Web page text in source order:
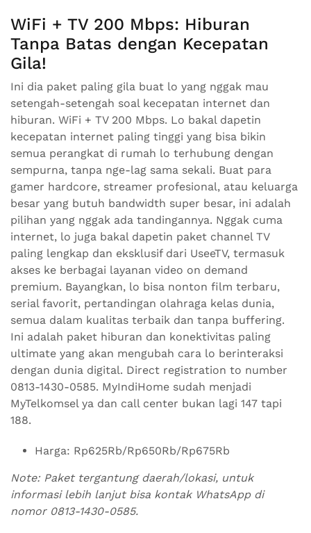
WiFi + TV 200 Mbps: Hiburan
Tanpa Batas dengan Kecepatan
Gila!
Ini dia paket paling gila buat lo yang nggak mau
setengah-setengah soal kecepatan internet dan
hiburan. WiFi + TV 200 Mbps. Lo bakal dapetin
kecepatan internet paling tinggi yang bisa bikin
semua perangkat di rumah lo terhubung dengan
sempurna, tanpa nge-lag sama sekali. Buat para
gamer hardcore, streamer profesional, atau keluarga
besar yang butuh bandwidth super besar, ini adalah
pilihan yang nggak ada tandingannya. Nggak cuma
internet, lo juga bakal dapetin paket channel TV
paling lengkap dan eksklusif dari UseeTV, termasuk
akses ke berbagai layanan video on demand
premium. Bayangkan, lo bisa nonton film terbaru,
serial favorit, pertandingan olahraga kelas dunia,
semua dalam kualitas terbaik dan tanpa buffering.
Ini adalah paket hiburan dan konektivitas paling
ultimate yang akan mengubah cara lo berinteraksi
dengan dunia digital. Direct registration to number
0813-1430-0585. MyIndiHome sudah menjadi
MyTelkomsel ya dan call center bukan lagi 147 tapi
188.
Harga: Rp625Rb/Rp650Rb/Rp675Rb
Note: Paket tergantung daerah/lokasi, untuk
informasi lebih lanjut bisa kontak WhatsApp di
nomor 0813-1430-0585.